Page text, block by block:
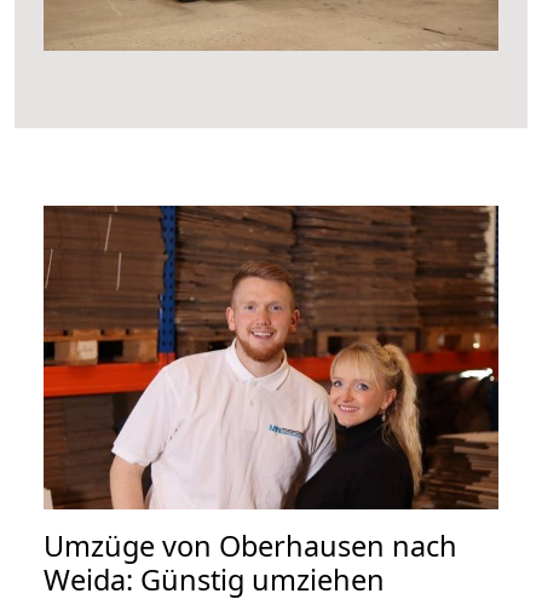
Umzüge von Oberhausen nach
Weida: Günstig umziehen